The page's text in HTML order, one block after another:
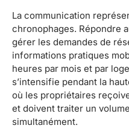
La communication
chronophages. Répondre
gérer les demandes de
informations pratiques
heures par mois et par
s’intensifie pendant la
où les propriétaires
et doivent traiter un
simultanément.